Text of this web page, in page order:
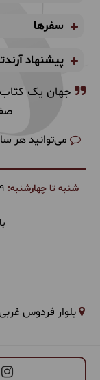
سفرها
پیشنهاد
جهان یک
می‌توانید هر
شنبه تا چهارشنبه:
بلوار فردوس